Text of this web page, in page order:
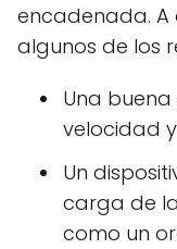
encadenada. A
algunos de los
Una
velocidad
Un
carga de
como un